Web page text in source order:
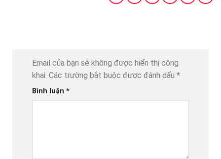
Email của bạn sẽ không được hiển thị công
khai. Các trường bắt buộc được đánh dấu *
Bình luận *